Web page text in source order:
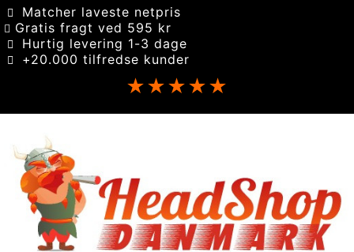
Matcher laveste netpris
Gratis fragt ved 595 kr
Hurtig levering 1-3 dage
+20.000 tilfredse kunder
★★★★★